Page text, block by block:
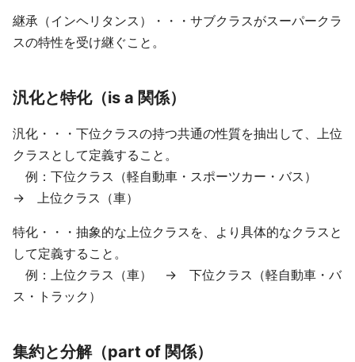
継承（インヘリタンス）・・・サブクラスがスーパークラ
スの特性を受け継ぐこと。
汎化と特化（is a 関係）
汎化・・・下位クラスの持つ共通の性質を抽出して、上位
クラスとして定義すること。
例：下位クラス（軽自動車・スポーツカー・バス）
→ 上位クラス（車）
特化・・・抽象的な上位クラスを、より具体的なクラスと
して定義すること。
例：上位クラス（車） → 下位クラス（軽自動車・バ
ス・トラック）
集約と分解（part of 関係）